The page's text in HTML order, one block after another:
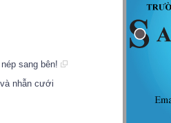
sang bên!
nhẫn cưới